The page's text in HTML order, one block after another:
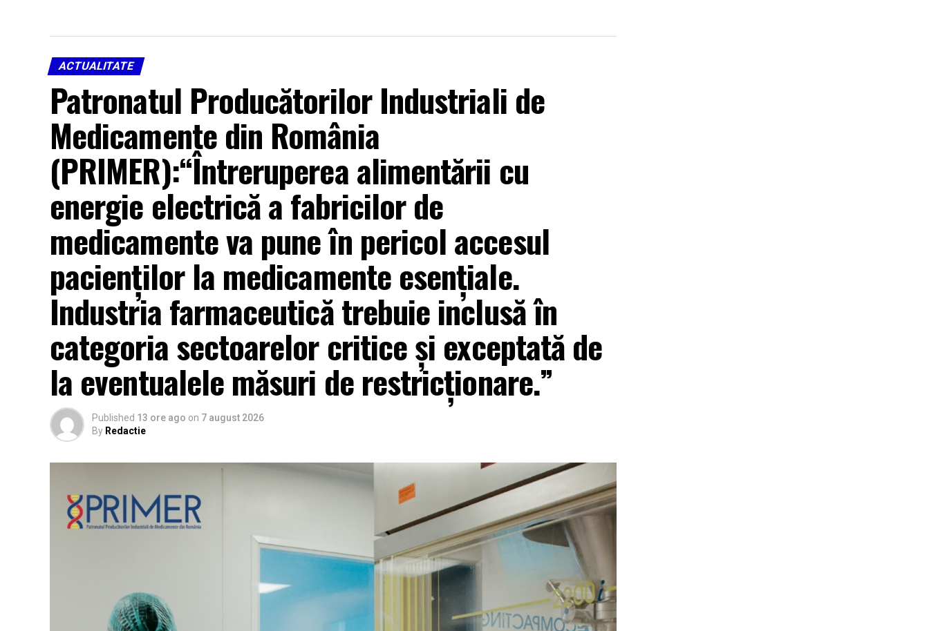
ACTUALITATE
Patronatul Producătorilor Industriali de
Medicamente din România
(PRIMER):“Întreruperea alimentării cu
energie electrică a fabricilor de
medicamente va pune în pericol accesul
pacienților la medicamente esențiale.
Industria farmaceutică trebuie inclusă în
categoria sectoarelor critice și exceptată de
la eventualele măsuri de restricționare.”
Published 13 ore ago on 7 august 2026
By Redactie